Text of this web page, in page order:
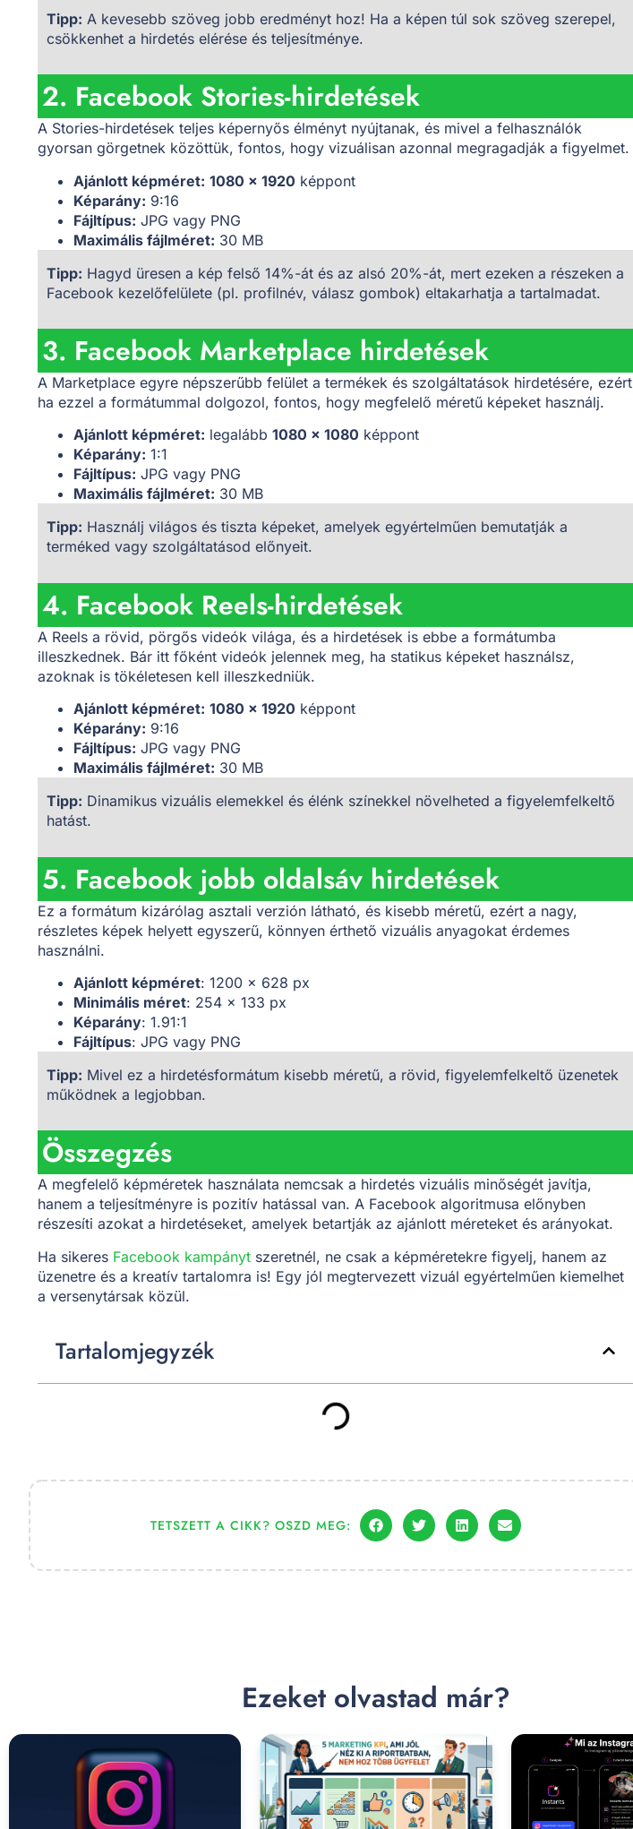
Tipp: A kevesebb szöveg jobb eredményt hoz! Ha a képen túl sok szöveg szerepel,
csökkenhet a hirdetés elérése és teljesítménye.
2. Facebook Stories-hirdetések
A Stories-hirdetések teljes képernyős élményt nyújtanak, és mivel a felhasználók
gyorsan görgetnek közöttük, fontos, hogy vizuálisan azonnal megragadják a figyelmet.
Ajánlott képméret: 1080 x 1920 képpont
Képarány: 9:16
Fájltípus: JPG vagy PNG
Maximális fájlméret: 30 MB
Tipp: Hagyd üresen a kép felső 14%-át és az alsó 20%-át, mert ezeken a részeken a
Facebook kezelőfelülete (pl. profilnév, válasz gombok) eltakarhatja a tartalmadat.
3. Facebook Marketplace hirdetések
A Marketplace egyre népszerűbb felület a termékek és szolgáltatások hirdetésére, ezért
ha ezzel a formátummal dolgozol, fontos, hogy megfelelő méretű képeket használj.
Ajánlott képméret: legalább 1080 x 1080 képpont
Képarány: 1:1
Fájltípus: JPG vagy PNG
Maximális fájlméret: 30 MB
Tipp: Használj világos és tiszta képeket, amelyek egyértelműen bemutatják a
terméked vagy szolgáltatásod előnyeit.
4. Facebook Reels-hirdetések
A Reels a rövid, pörgős videók világa, és a hirdetések is ebbe a formátumba
illeszkednek. Bár itt főként videók jelennek meg, ha statikus képeket használsz,
azoknak is tökéletesen kell illeszkedniük.
Ajánlott képméret: 1080 x 1920 képpont
Képarány: 9:16
Fájltípus: JPG vagy PNG
Maximális fájlméret: 30 MB
Tipp: Dinamikus vizuális elemekkel és élénk színekkel növelheted a figyelemfelkeltő
hatást.
5. Facebook jobb oldalsáv hirdetések
Ez a formátum kizárólag asztali verzión látható, és kisebb méretű, ezért a nagy,
részletes képek helyett egyszerű, könnyen érthető vizuális anyagokat érdemes
használni.
Ajánlott képméret: 1200 x 628 px
Minimális méret: 254 x 133 px
Képarány: 1.91:1
Fájltípus: JPG vagy PNG
Tipp: Mivel ez a hirdetésformátum kisebb méretű, a rövid, figyelemfelkeltő üzenetek
működnek a legjobban.
Összegzés
A megfelelő képméretek használata nemcsak a hirdetés vizuális minőségét javítja,
hanem a teljesítményre is pozitív hatással van. A Facebook algoritmusa előnyben
részesíti azokat a hirdetéseket, amelyek betartják az ajánlott méreteket és arányokat.
Ha sikeres Facebook kampányt szeretnél, ne csak a képméretekre figyelj, hanem az
üzenetre és a kreatív tartalomra is! Egy jól megtervezett vizuál egyértelműen kiemelhet
a versenytársak közül.
Tartalomjegyzék
TETSZETT A CIKK? OSZD MEG:
Ezeket olvastad már?